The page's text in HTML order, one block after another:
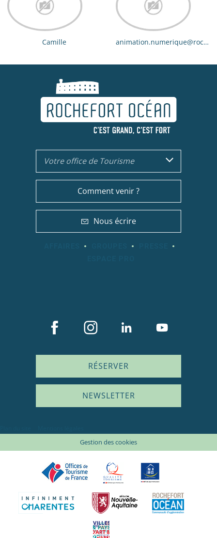
Camille
Votre office de Tourisme
Comment venir ?
Nous écrire
RÉSERVER
NEWSLETTER
Gestion des cookies